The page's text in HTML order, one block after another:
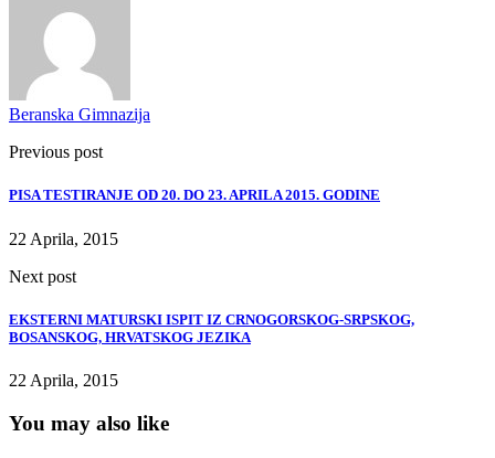
Beranska Gimnazija
Previous post
PISA TESTIRANJE OD 20. DO 23. APRILA 2015. GODINE
22 Aprila, 2015
Next post
EKSTERNI MATURSKI ISPIT IZ CRNOGORSKOG-SRPSKOG,
BOSANSKOG, HRVATSKOG JEZIKA
22 Aprila, 2015
You may also like